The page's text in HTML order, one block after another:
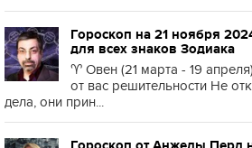
Гороскоп на 21 ноября
для всех знаков Зодиака
♈️ Овен (21 марта - 19
от вас решительности Не
дела, они прин...